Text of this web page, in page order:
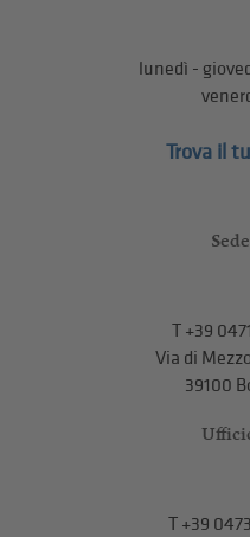
lunedì -
Trova il
T+39
Via di
39100
T+39